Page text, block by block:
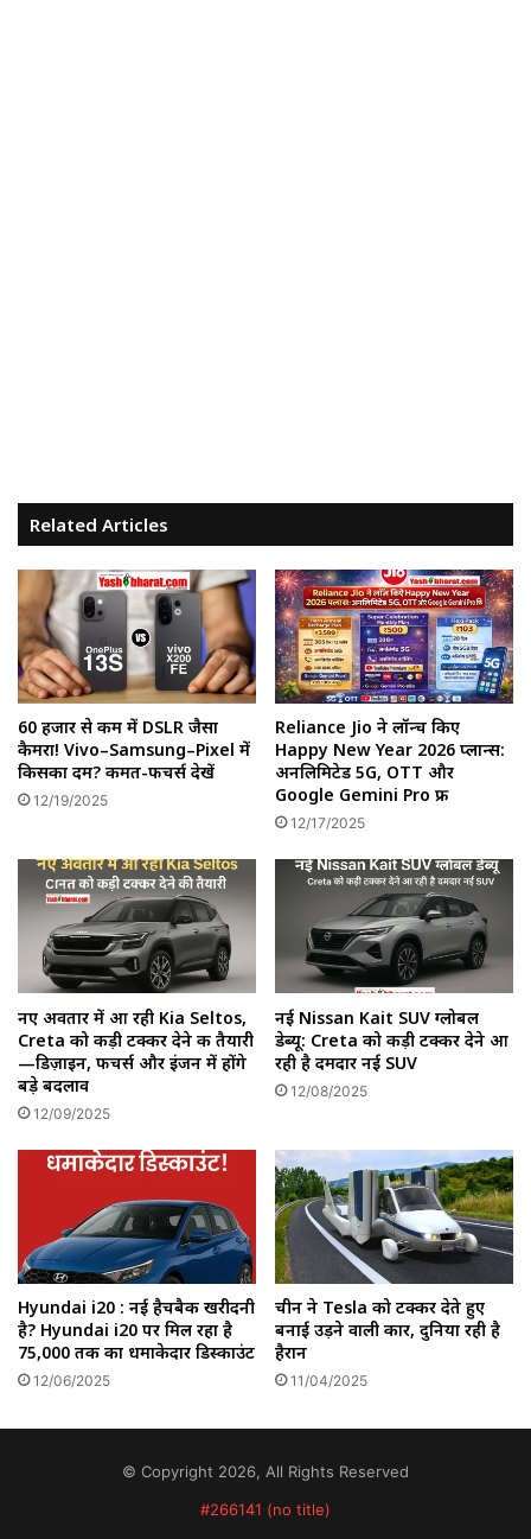
Related Articles
60 हजार से कम में DSLR जैसा
कैमरा! Vivo–Samsung–Pixel में
किसका दम? कीमत-फीचर्स देखें
12/19/2025
Reliance Jio ने लॉन्च किए
Happy New Year 2026 प्लान्स:
अनलिमिटेड 5G, OTT और
Google Gemini Pro फ्री
12/17/2025
नए अवतार में आ रही Kia Seltos,
Creta को कड़ी टक्कर देने की तैयारी
—डिज़ाइन, फीचर्स और इंजन में होंगे
बड़े बदलाव
12/09/2025
नई Nissan Kait SUV ग्लोबल
डेब्यू: Creta को कड़ी टक्कर देने आ
रही है दमदार नई SUV
12/08/2025
Hyundai i20 : नई हैचबैक खरीदनी
है? Hyundai i20 पर मिल रहा है
₹75,000 तक का धमाकेदार डिस्काउंट
12/06/2025
चीन ने Tesla को टक्कर देते हुए
बनाई उड़ने वाली कार, दुनिया रही है
हैरान
11/04/2025
© Copyright 2026, All Rights Reserved
#266141 (no title)